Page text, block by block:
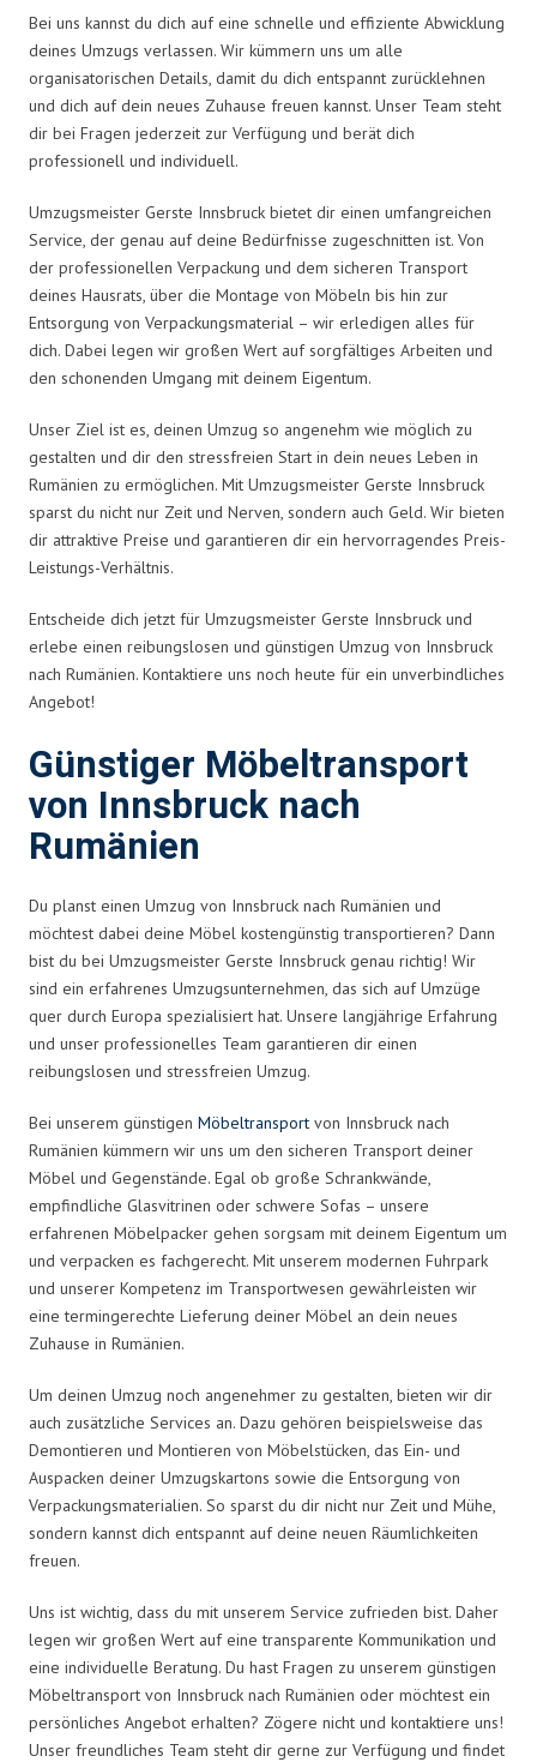
Bei uns kannst du dich auf eine schnelle und effiziente Abwicklung
deines Umzugs verlassen. Wir kümmern uns um alle
organisatorischen Details, damit du dich entspannt zurücklehnen
und dich auf dein neues Zuhause freuen kannst. Unser Team steht
dir bei Fragen jederzeit zur Verfügung und berät dich
professionell und individuell.
Umzugsmeister Gerste Innsbruck bietet dir einen umfangreichen
Service, der genau auf deine Bedürfnisse zugeschnitten ist. Von
der professionellen Verpackung und dem sicheren Transport
deines Hausrats, über die Montage von Möbeln bis hin zur
Entsorgung von Verpackungsmaterial – wir erledigen alles für
dich. Dabei legen wir großen Wert auf sorgfältiges Arbeiten und
den schonenden Umgang mit deinem Eigentum.
Unser Ziel ist es, deinen Umzug so angenehm wie möglich zu
gestalten und dir den stressfreien Start in dein neues Leben in
Rumänien zu ermöglichen. Mit Umzugsmeister Gerste Innsbruck
sparst du nicht nur Zeit und Nerven, sondern auch Geld. Wir bieten
dir attraktive Preise und garantieren dir ein hervorragendes Preis-
Leistungs-Verhältnis.
Entscheide dich jetzt für Umzugsmeister Gerste Innsbruck und
erlebe einen reibungslosen und günstigen Umzug von Innsbruck
nach Rumänien. Kontaktiere uns noch heute für ein unverbindliches
Angebot!
Günstiger Möbeltransport
von Innsbruck nach
Rumänien
Du planst einen Umzug von Innsbruck nach Rumänien und
möchtest dabei deine Möbel kostengünstig transportieren? Dann
bist du bei Umzugsmeister Gerste Innsbruck genau richtig! Wir
sind ein erfahrenes Umzugsunternehmen, das sich auf Umzüge
quer durch Europa spezialisiert hat. Unsere langjährige Erfahrung
und unser professionelles Team garantieren dir einen
reibungslosen und stressfreien Umzug.
Bei unserem günstigen Möbeltransport von Innsbruck nach
Rumänien kümmern wir uns um den sicheren Transport deiner
Möbel und Gegenstände. Egal ob große Schrankwände,
empfindliche Glasvitrinen oder schwere Sofas – unsere
erfahrenen Möbelpacker gehen sorgsam mit deinem Eigentum um
und verpacken es fachgerecht. Mit unserem modernen Fuhrpark
und unserer Kompetenz im Transportwesen gewährleisten wir
eine termingerechte Lieferung deiner Möbel an dein neues
Zuhause in Rumänien.
Um deinen Umzug noch angenehmer zu gestalten, bieten wir dir
auch zusätzliche Services an. Dazu gehören beispielsweise das
Demontieren und Montieren von Möbelstücken, das Ein- und
Auspacken deiner Umzugskartons sowie die Entsorgung von
Verpackungsmaterialien. So sparst du dir nicht nur Zeit und Mühe,
sondern kannst dich entspannt auf deine neuen Räumlichkeiten
freuen.
Uns ist wichtig, dass du mit unserem Service zufrieden bist. Daher
legen wir großen Wert auf eine transparente Kommunikation und
eine individuelle Beratung. Du hast Fragen zu unserem günstigen
Möbeltransport von Innsbruck nach Rumänien oder möchtest ein
persönliches Angebot erhalten? Zögere nicht und kontaktiere uns!
Unser freundliches Team steht dir gerne zur Verfügung und findet